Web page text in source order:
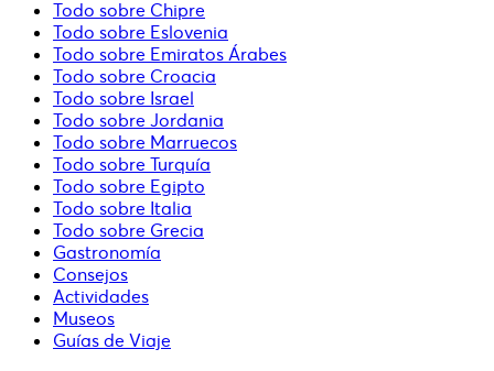
Todo sobre Chipre
Todo sobre Eslovenia
Todo sobre Emiratos Árabes
Todo sobre Croacia
Todo sobre Israel
Todo sobre Jordania
Todo sobre Marruecos
Todo sobre Turquía
Todo sobre Egipto
Todo sobre Italia
Todo sobre Grecia
Gastronomía
Consejos
Actividades
Museos
Guías de Viaje